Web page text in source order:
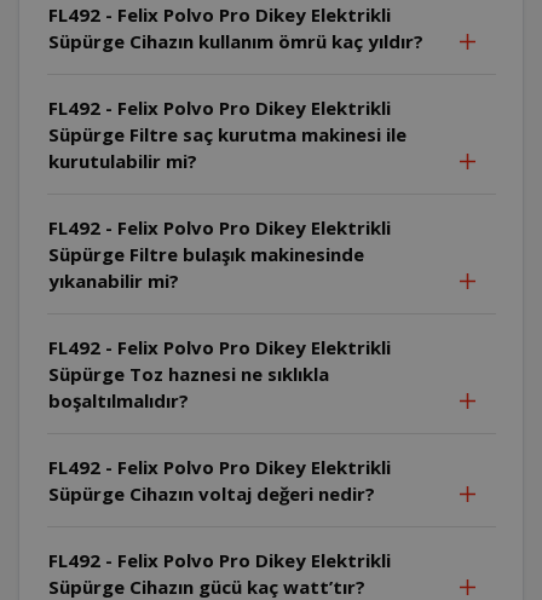
FL492 - Felix Polvo Pro Dikey Elektrikli
Süpürge Cihazın kullanım ömrü kaç yıldır?
FL492 - Felix Polvo Pro Dikey Elektrikli
Süpürge Filtre saç kurutma makinesi ile
kurutulabilir mi?
FL492 - Felix Polvo Pro Dikey Elektrikli
Süpürge Filtre bulaşık makinesinde
yıkanabilir mi?
FL492 - Felix Polvo Pro Dikey Elektrikli
Süpürge Toz haznesi ne sıklıkla
boşaltılmalıdır?
FL492 - Felix Polvo Pro Dikey Elektrikli
Süpürge Cihazın voltaj değeri nedir?
FL492 - Felix Polvo Pro Dikey Elektrikli
Süpürge Cihazın gücü kaç watt’tır?